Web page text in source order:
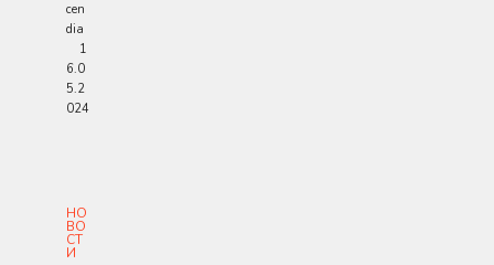
cen
dia
1
6.0
5.2
024
НО
ВО
СТ
И